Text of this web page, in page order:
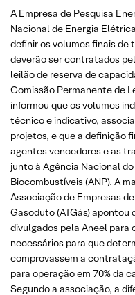
A Empresa de Pesquisa
Nacional de Energia
definir os volumes finais
deverão ser contratados
leilão de reserva de
Comissão Permanente de
informou que os volumes
técnico e indicativo,
projetos, e que a definição
agentes vencedores e as
junto à Agência Nacional
Biocombustíveis (ANP). A
Associação de Empresas
Gasoduto (ATGás)
divulgados pela Aneel para
necessários para que
comprovassem a
para operação em 70% da
Segundo a associação, a